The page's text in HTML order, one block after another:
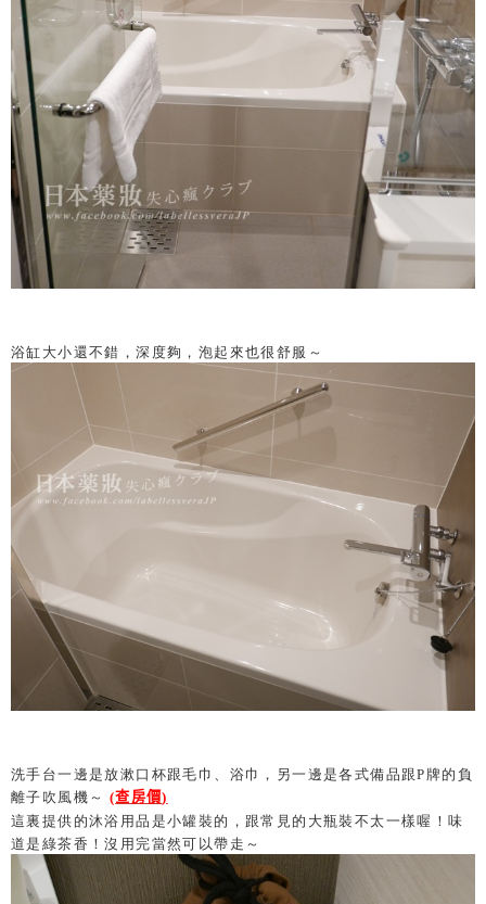
浴缸大小還不錯，深度夠，泡起來也很舒服～
洗手台一邊是放漱口杯跟毛巾、浴巾， 另一邊是各式備品跟P牌的負
離子吹風機～ (查房價)
這裏提供的沐浴用品是小罐裝的，跟常見的大瓶裝不太一樣喔！味
道是綠茶香！沒用完當然可以帶走～